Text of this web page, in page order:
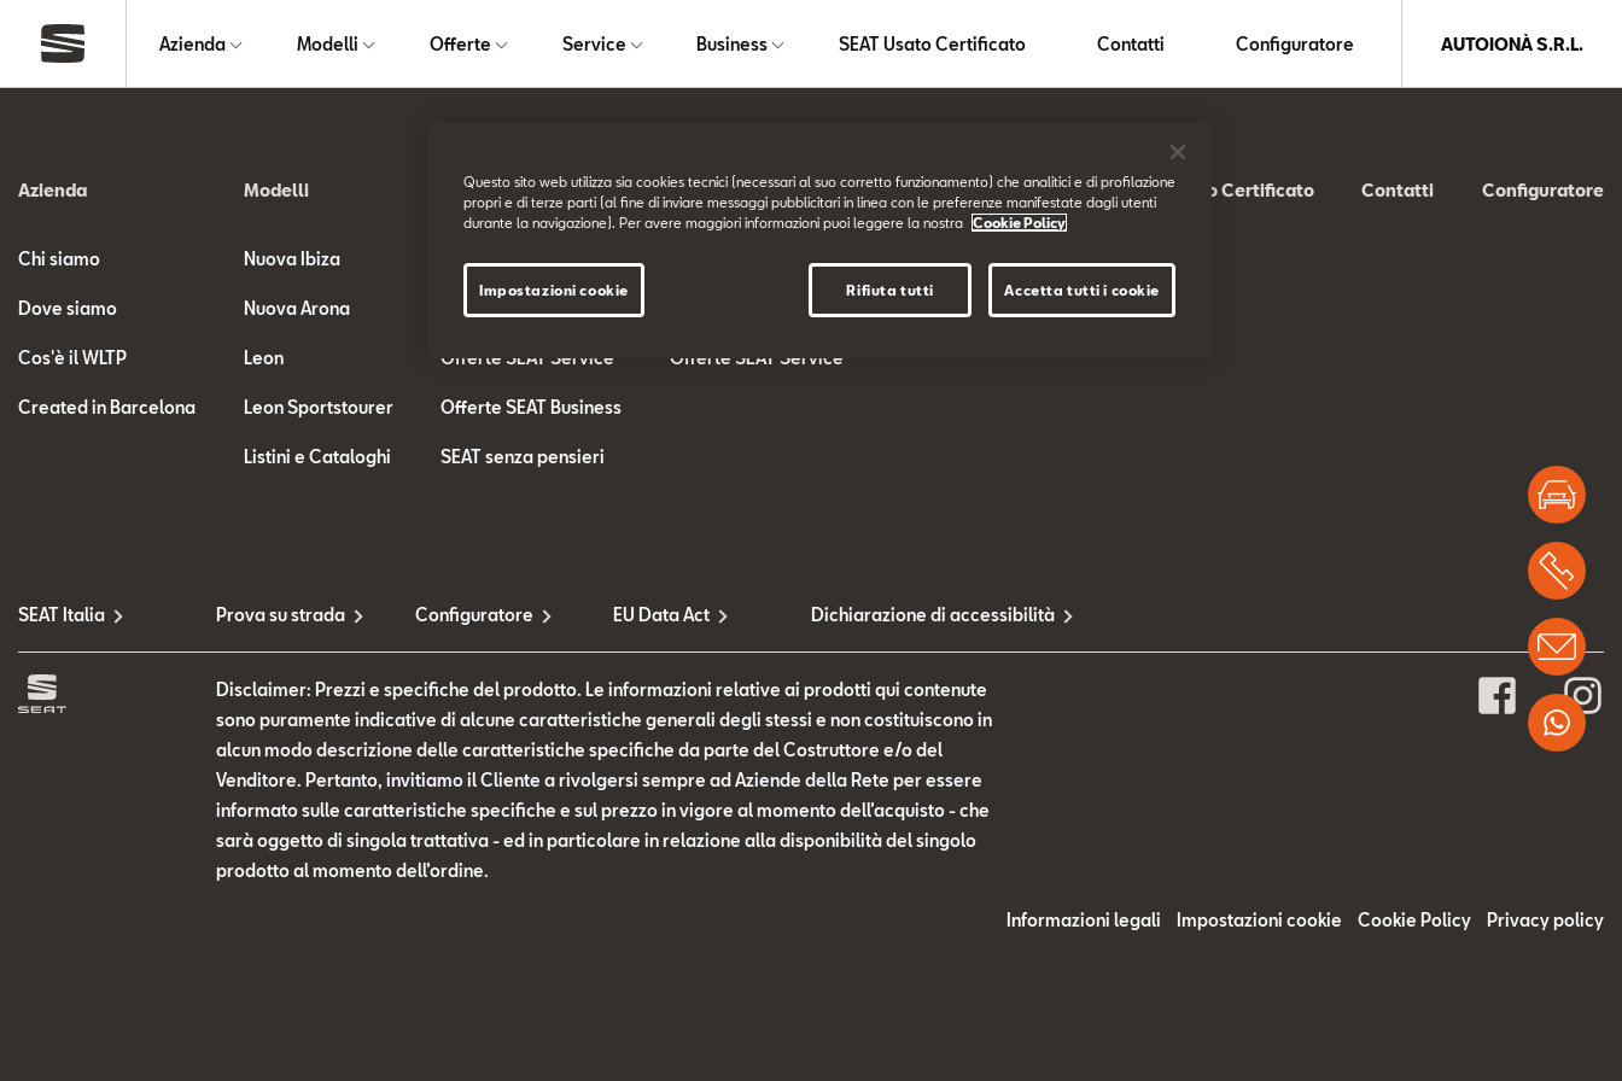
Azienda Modelli Offerte Service Business SEAT Usato Certificato Contatti Configuratore AUTOIONÀ S.R.L.
Azienda
Chi siamo
Dove siamo
Cos'è il WLTP
Created in Barcelona
Modelli
Nuova Ibiza
Nuova Arona
Leon
Leon Sportstourer
Listini e Cataloghi
Offerte
Offerte SEAT
Le nostre offerte
Offerte SEAT Service
Offerte SEAT Business
SEAT senza pensieri
Service
Offerte SEAT Service
Business
SEAT for BUSINESS
Offerte SEAT Business
SEAT Usato Certificato Contatti Configuratore
SEAT Italia Prova su strada Configuratore EU Data Act Dichiarazione di accessibilità
Disclaimer: Prezzi e specifiche del prodotto. Le informazioni relative ai prodotti qui contenute
sono puramente indicative di alcune caratteristiche generali degli stessi e non costituiscono in
alcun modo descrizione delle caratteristiche specifiche da parte del Costruttore e/o del
Venditore. Pertanto, invitiamo il Cliente a rivolgersi sempre ad Aziende della Rete per essere
informato sulle caratteristiche specifiche e sul prezzo in vigore al momento dell’acquisto - che
sarà oggetto di singola trattativa - ed in particolare in relazione alla disponibilità del singolo
prodotto al momento dell’ordine.
Informazioni legali Impostazioni cookie Cookie Policy Privacy policy
Questo sito web utilizza sia cookies tecnici (necessari al suo corretto funzionamento) che analitici e di profilazione
propri e di terze parti (al fine di inviare messaggi pubblicitari in linea con le preferenze manifestate dagli utenti
durante la navigazione). Per avere maggiori informazioni puoi leggere la nostra
Cookie Policy
Rifiuta tutti Accetta tutti i cookie
Impostazioni cookie